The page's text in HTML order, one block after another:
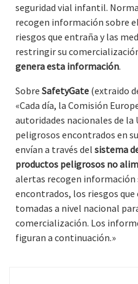
seguridad vial infantil.
recogen información sobre
riesgos que entraña y las
restringir su
genera esta información.
Sobre SafetyGate (extraido
«Cada día, la Comisión
autoridades nacionales de la
peligrosos encontrados en
envían a través del sistema
productos peligrosos no
alertas recogen
encontrados, los riesgos
tomadas a nivel nacional
comercialización. Los
figuran a continuación.»